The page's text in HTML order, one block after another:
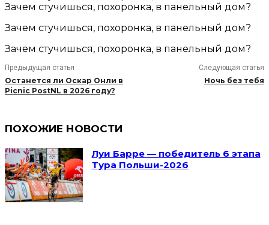
Зачем стучишься, похоронка, в панельный дом?
Зачем стучишься, похоронка, в панельный дом?
Зачем стучишься, похоронка, в панельный дом?
Предыдущая статья
Останется ли Оскар Онли в
Picnic PostNL в 2026 году?
Следующая статья
Ночь без тебя
ПОХОЖИЕ НОВОСТИ
Луи Барре — победитель 6 этапа
Тура Польши-2026